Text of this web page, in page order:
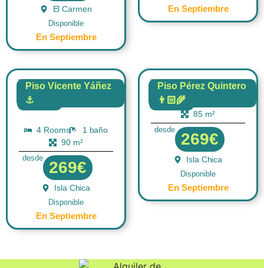
El Carmen
Disponible
En Septiembre
En Septiembre
Piso Vicente Yáñez
⚓FLAT
4 Rooms
1 baño
90 m²
desde
269€
Isla Chica
Disponible
En Septiembre
Piso Pérez Quintero
👨🏻‍🌾
FLAT
4 Rooms
85 m²
desde
269€
Isla Chica
Disponible
En Septiembre